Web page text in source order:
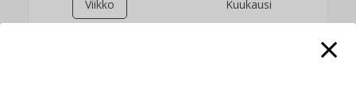
Viikko Kuukausi